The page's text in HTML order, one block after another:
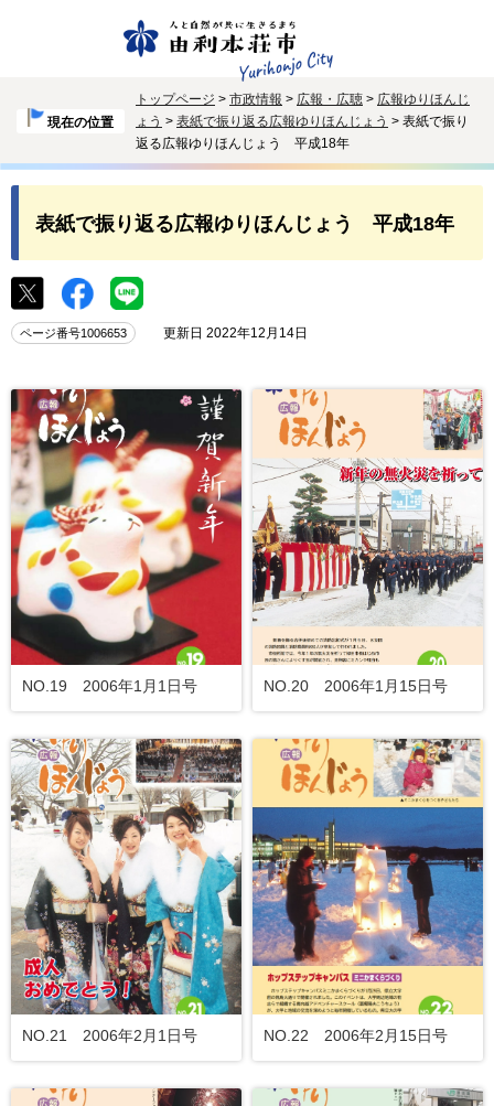
現在の位置
トップページ > 市政情報 > 広報・広聴 > 広報ゆりほんじ
ょう > 表紙で振り返る広報ゆりほんじょう > 表紙で振り
返る広報ゆりほんじょう 平成18年
表紙で振り返る広報ゆりほんじょう 平成18年
ページ番号1006653 更新日 2022年12月14日
NO.19 2006年1月1日号 NO.20 2006年1月15日号
NO.21 2006年2月1日号 NO.22 2006年2月15日号